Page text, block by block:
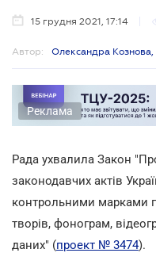
15 грудня 2021, 17:14
Автор: Олександра Кознова,
Реклама
Рада ухвалила Закон
законодавчих актів
контрольними марками
творів, фонограм,
даних" (проект № 3474).